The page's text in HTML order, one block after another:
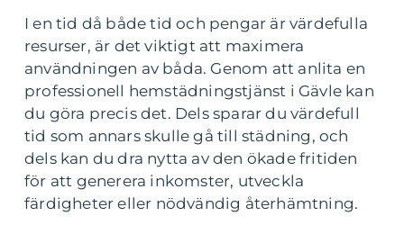
I en tid då både tid och pengar är värdefulla
resurser, är det viktigt att maximera
användningen av båda. Genom att anlita en
professionell hemstädningstjänst i Gävle kan
du göra precis det. Dels sparar du värdefull
tid som annars skulle gå till städning, och
dels kan du dra nytta av den ökade fritiden
för att generera inkomster, utveckla
färdigheter eller nödvändig återhämtning.